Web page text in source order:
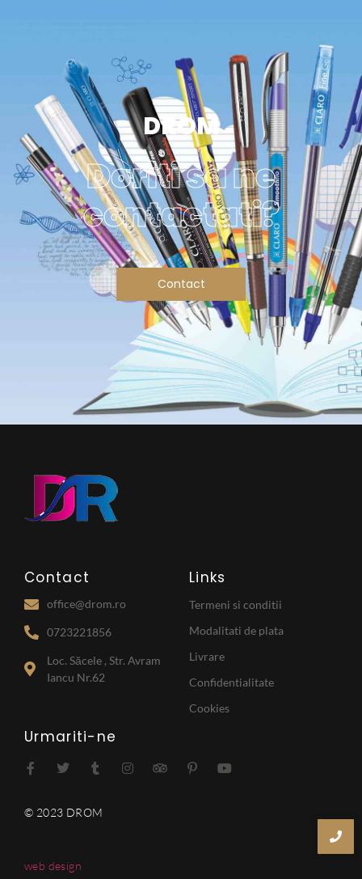
DROM
Doriti sa ne
contactati?
Contact
Contact
office@drom.ro
0723221856
Loc. Săcele , Str. Avram
Iancu Nr.62
Links
Termeni si conditii
Modalitati de plata
Livrare
Confidentialitate
Cookies
Urmariti-ne
© 2023 DROM
web design